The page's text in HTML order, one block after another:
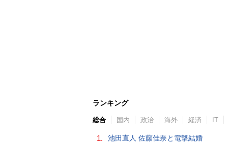
ランキング
総合 国内 政治 海外 経済 IT
1. 池田直人 佐藤佳奈と電撃結婚